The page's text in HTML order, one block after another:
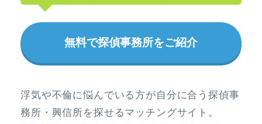
無料で探偵事務所をご紹介
浮気や不倫に悩んでいる方が自分に合う探偵事
務所・興信所を探せるマッチングサイト。